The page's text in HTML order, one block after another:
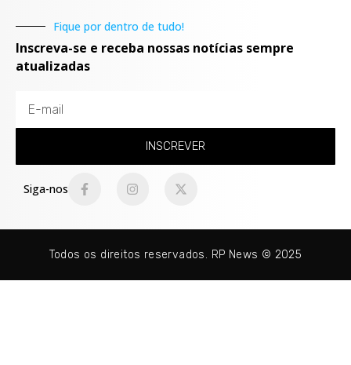
Fique por dentro de tudo!
Inscreva-se e receba nossas notícias sempre
atualizadas
INSCREVER
Siga-nos
Todos os direitos reservados. RP News © 2025